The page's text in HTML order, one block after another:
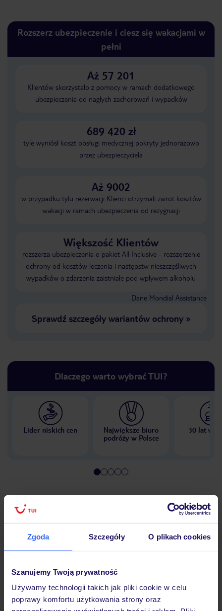
Zgoda Szczegóły O plikach cookies
Szanujemy Twoją prywatność
Używamy technologii takich jak pliki cookie w celu
poprawy komfortu użytkowania strony oraz
Rozszerz ubezpieczenie i ciesz się wakacjami w
pełni
Aż 57 201
Klientów skorzystało z pomocy w ramach dodatkowego
ubezpieczenia od nagłych zachorowań i wypadków
689 420 zł
tyle wyniósł koszt obsługi medycznej pokryty jednorazowo
przez ubezpieczyciela
Aż 9002
w przypadku tylu rezerwacji Klienci otrzymali zwrot kosztów
wakacji w ramach ubezpieczenia od rezygnacji
Większość Klientów
rozszerza ubezpieczenia o pakiet All Inclusive - rozszerzenie
ochrony od kosztów leczenia i następstw nieszczęśliwych
wypadków o zdarzenia zaistniałe pod wpływem alkoholu
Dane Mondial Assistance
Sprawdź szczegóły wariantów ochrony»
Dlaczego warto wybrać TUI?
Lider niskich cen
Największe biuro
podróży w Polsce
30 lat w
Hotel
Pokoje
Wyżywienie